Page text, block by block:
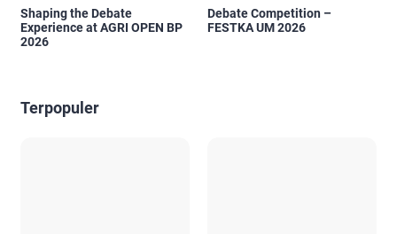
Shaping the Debate
Experience at AGRI OPEN BP
2026
Debate Competition –
FESTKA UM 2026
Terpopuler